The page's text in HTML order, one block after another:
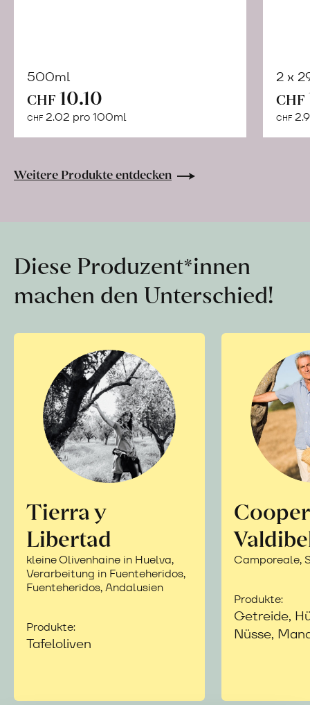
500ml
CHF 10.10
CHF 2.02 pro 100ml
Warenkorb
2 x
CHF
CHF
Weitere Produkte entdecken
Diese Produzent*innen
machen den Unterschied!
Tierra y
Libertad
kleine Olivenhaine in Huelva,
Verarbeitung in Fuenteheridos,
Fuenteheridos, Andalusien
Produkte:
Tafeloliven
Camporeale,
Produkte:
Getreide,
Nüsse,